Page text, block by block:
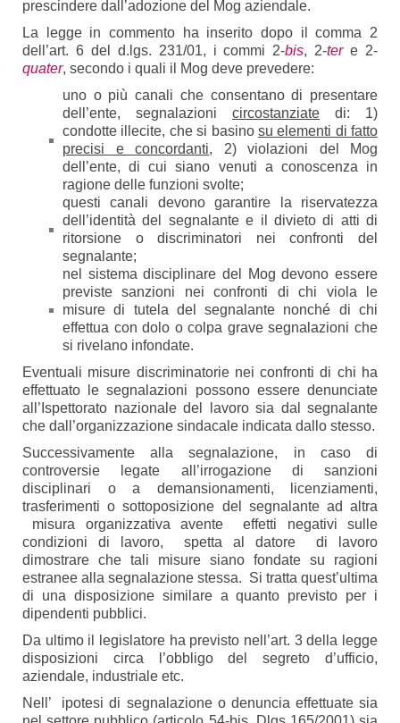
prescindere dall’adozione del Mog aziendale.
La legge in commento ha inserito dopo il comma 2
dell’art. 6 del d.lgs. 231/01, i commi 2-bis, 2-tere 2-
quater, secondo i quali il Mog deve prevedere:
uno o più canali che consentano di presentare
dell’ente, segnalazioni circostanziate di: 1)
condotte illecite, che si basino su elementi di fatto
precisi e concordanti, 2) violazioni del Mog
dell’ente, di cui siano venuti a conoscenza in
ragione delle funzioni svolte;
questi canali devono garantire la riservatezza
dell’identità del segnalante e il divieto di atti di
ritorsione o discriminatori nei confronti del
segnalante;
nel sistema disciplinare del Mog devono essere
previste sanzioni nei confronti di chi viola le
misure di tutela del segnalante nonché di chi
effettua con dolo o colpa grave segnalazioni che
si rivelano infondate.
Eventuali misure discriminatorie nei confronti di chi ha
effettuato le segnalazioni possono essere denunciate
all’Ispettorato nazionale del lavoro sia dal segnalante
che dall’organizzazione sindacale indicata dallo stesso.
Successivamente alla segnalazione, in caso di
controversie legate all’irrogazione di sanzioni
disciplinari o a demansionamenti, licenziamenti,
trasferimenti o sottoposizione del segnalante ad altra
misura organizzativa avente effetti negativi sulle
condizioni di lavoro, spetta al datore di lavoro
dimostrare che tali misure siano fondate su ragioni
estranee alla segnalazione stessa. Si tratta quest’ultima
di una disposizione similare a quanto previsto per i
dipendenti pubblici.
Da ultimo il legislatore ha previsto nell’art. 3 della legge
disposizioni circa l’obbligo del segreto d’ufficio,
aziendale, industriale etc.
Nell’ ipotesi di segnalazione o denuncia effettuate sia